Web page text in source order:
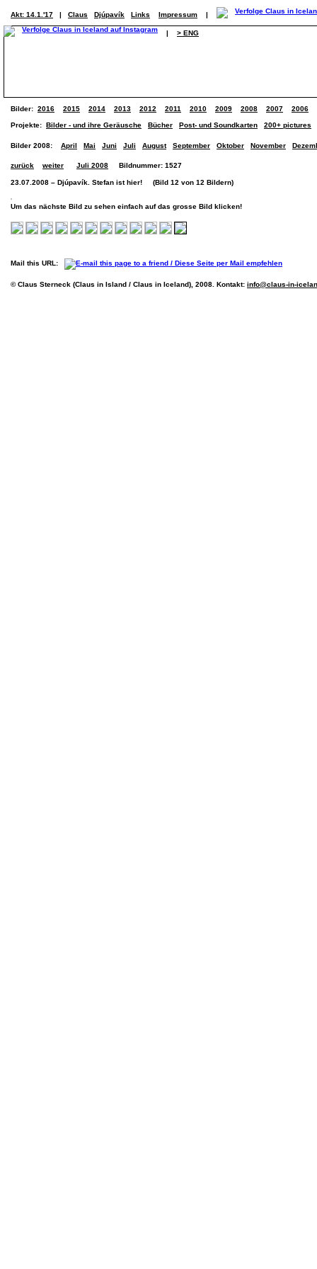
Akt: 14.1.'17 | Claus Djúpavík Links Impressum |
| > ENG
Bilder: 2016 2015 2014 2013 2012 2011 2010 2009 2008 2007 2006
Projekte: Bilder - und ihre Geräusche Bücher Post- und Soundkarten 200+ pictures
Bilder 2008: April Mai Juni Juli August September Oktober November
zurück weiter Juli 2008 Bildnummer: 1527
23.07.2008 – Djúpavík. Stefan ist hier! (Bild 12 von 12 Bildern)
Um das nächste Bild zu sehen einfach auf das grosse Bild klicken!
Mail this URL:
© Claus Sterneck (Claus in Island / Claus in Iceland), 2008. Kontakt: info@claus-in-